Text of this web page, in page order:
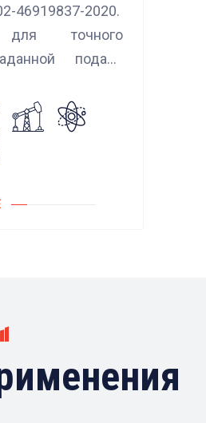
2020.
для точного
подачи
Ареоматик
иностранных